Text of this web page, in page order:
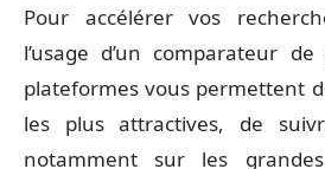
Pour accélérer vos
l’usage d’un comparateur de
plateformes vous permettent
les plus attractives, de
notamment sur les